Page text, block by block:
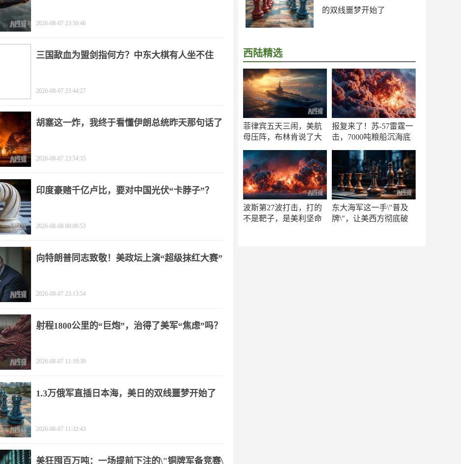
的双线噩梦开始了
西陆精选
菲律宾五天三闹，美航
母压阵，布林肯说了大
报复来了！苏-57雷霆一
击，7000吨粮船沉海底
波斯第27波打击，打的
不是靶子，是美利坚命
东大海军这一手\"普及
牌\"，让美西方彻底破
2026-08-07 23:50:46
三国歃血为盟剑指何方？中东大棋有人坐不住
2026-08-07 23:44:27
胡塞这一炸，我终于看懂伊朗总统昨天那句话了
2026-08-07 23:54:35
印度豪赌千亿卢比，要对中国光伏“卡脖子”？
2026-08-08 00:00:53
向特朗普同志致敬！美政坛上演“超级抹红大赛”
2026-08-07 23:13:54
射程1800公里的“巨炮”，治得了美军“焦虑”吗？
2026-08-07 11:19:39
1.3万俄军直插日本海，美日的双线噩梦开始了
2026-08-07 11:32:43
美狂囤百万吨：一场提前下注的\"铜牌军备竞赛\"